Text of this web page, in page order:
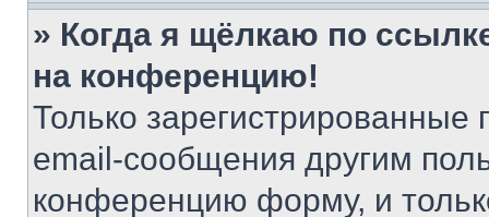
» Когда я щёлкаю по
на конференцию!
Только зарегистрированные
email-сообщения другим
конференцию форму, и